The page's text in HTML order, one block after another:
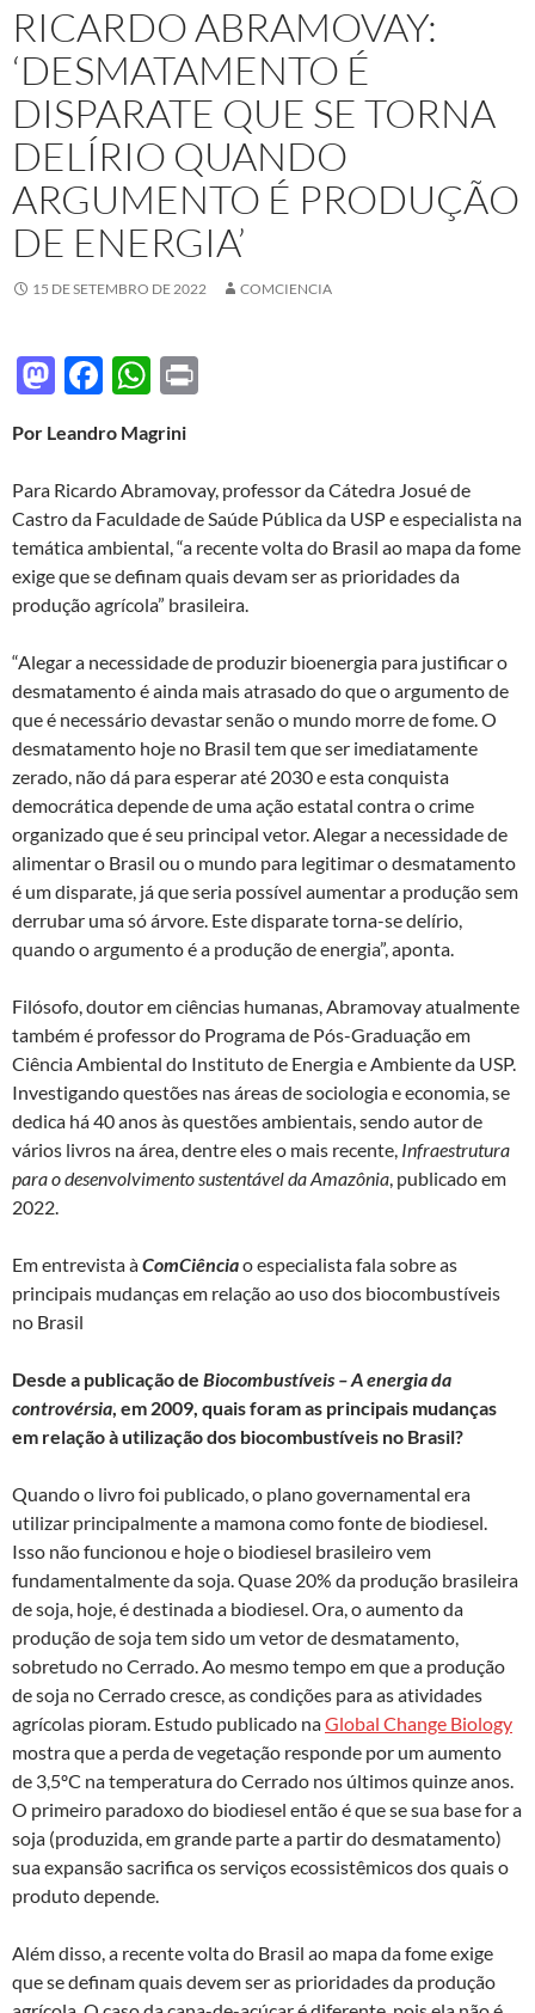
RICARDO ABRAMOVAY:
‘DESMATAMENTO É
DISPARATE QUE SE TORNA
DELÍRIO QUANDO
ARGUMENTO É PRODUÇÃO
DE ENERGIA’
15 DE SETEMBRO DE 2022 COMCIENCIA
M
to
d
o
n
F
e
b
o
o
k
W
at
s
A
p
p
Por Leandro Magrini
Para Ricardo Abramovay, professor da Cátedra Josué de
Castro da Faculdade de Saúde Pública da USP e especialista na
temática ambiental, “a recente volta do Brasil ao mapa da fome
exige que se definam quais devam ser as prioridades da
produção agrícola” brasileira.
“Alegar a necessidade de produzir bioenergia para justificar o
desmatamento é ainda mais atrasado do que o argumento de
que é necessário devastar senão o mundo morre de fome. O
desmatamento hoje no Brasil tem que ser imediatamente
zerado, não dá para esperar até 2030 e esta conquista
democrática depende de uma ação estatal contra o crime
organizado que é seu principal vetor. Alegar a necessidade de
alimentar o Brasil ou o mundo para legitimar o desmatamento
é um disparate, já que seria possível aumentar a produção sem
derrubar uma só árvore. Este disparate torna-se delírio,
quando o argumento é a produção de energia”, aponta.
Filósofo, doutor em ciências humanas, Abramovay atualmente
também é professor do Programa de Pós-Graduação em
Ciência Ambiental do Instituto de Energia e Ambiente da USP.
Investigando questões nas áreas de sociologia e economia, se
dedica há 40 anos às questões ambientais, sendo autor de
vários livros na área, dentre eles o mais recente, Infraestrutura
para o desenvolvimento sustentável da Amazônia, publicado em
2022.
Em entrevista àComCiênciao especialista fala sobre as
principais mudanças em relação ao uso dos biocombustíveis
no Brasil
Desde a publicação de Biocombustíveis – A energia da
controvérsia, em 2009, quais foram as principais mudanças
em relação à utilização dos biocombustíveis no Brasil?
Quando o livro foi publicado, o plano governamental era
utilizar principalmente a mamona como fonte de biodiesel.
Isso não funcionou e hoje o biodiesel brasileiro vem
fundamentalmente da soja. Quase 20% da produção brasileira
de soja, hoje, é destinada a biodiesel. Ora, o aumento da
produção de soja tem sido um vetor de desmatamento,
sobretudo no Cerrado. Ao mesmo tempo em que a produção
de soja no Cerrado cresce, as condições para as atividades
agrícolas pioram. Estudo publicado naGlobal Change Biology
mostra que a perda de vegetação responde por um aumento
de 3,5ºC na temperatura do Cerrado nos últimos quinze anos.
O primeiro paradoxo do biodiesel então é que se sua base for a
soja (produzida, em grande parte a partir do desmatamento)
sua expansão sacrifica os serviços ecossistêmicos dos quais o
produto depende.
Além disso, a recente volta do Brasil ao mapa da fome exige
que se definam quais devem ser as prioridades da produção